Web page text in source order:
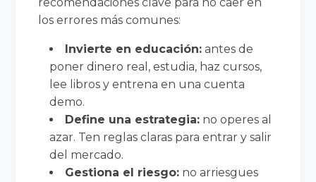
los errores más comunes:
Invierte en educación: antes de
poner dinero real, estudia, haz cursos,
lee libros y entrena en una cuenta
demo.
Define una estrategia: no operes al
azar. Ten reglas claras para entrar y salir
del mercado.
Gestiona el riesgo: no arriesgues